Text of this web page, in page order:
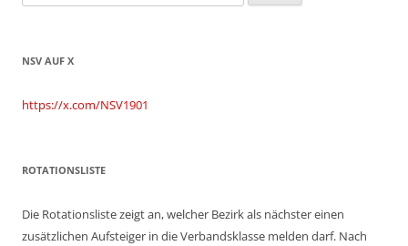
nach:
NSV AUF X
https://x.com/NSV1901
ROTATIONSLISTE
Die Rotationsliste zeigt an, welcher Bezirk als nächster einen
zusätzlichen Aufsteiger in die Verbandsklasse melden darf. Nach